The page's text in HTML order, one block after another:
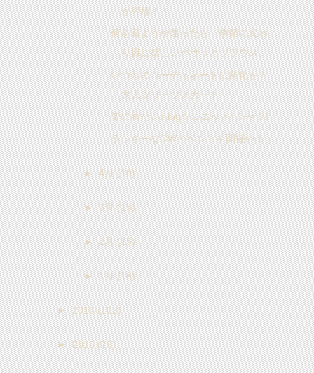
が登場！！
何を着ようか迷ったら…季節の変わ
り目に嬉しいパサッとブラウス。
いつものコーディネートに変化を！
大人プリーツスカート
楽に着たい♪ bigシルエットTシャツ!
ラッキーなGWイベントを開催中！
►4月(10)
►3月(15)
►2月(15)
►1月(18)
►2016(102)
►2015(79)